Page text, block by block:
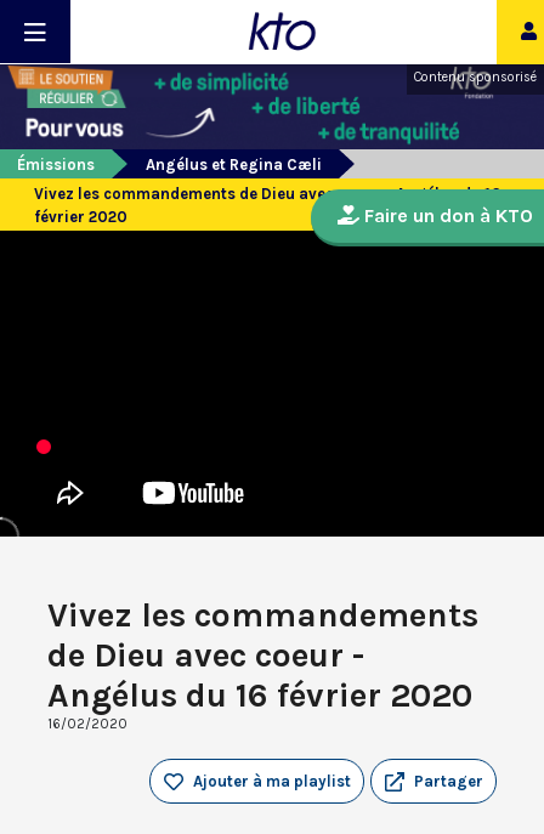
Contenu sponsorisé
Émissions
Angélus et Regina Cæli
Vivez les commandements de Dieu avec coeur - Angélus du 16
février 2020
Vivez les commandements
de Dieu avec coeur -
Angélus du 16 février 2020
16/02/2020
Partager
Ajouter à ma playlist
Faire un don à KTO